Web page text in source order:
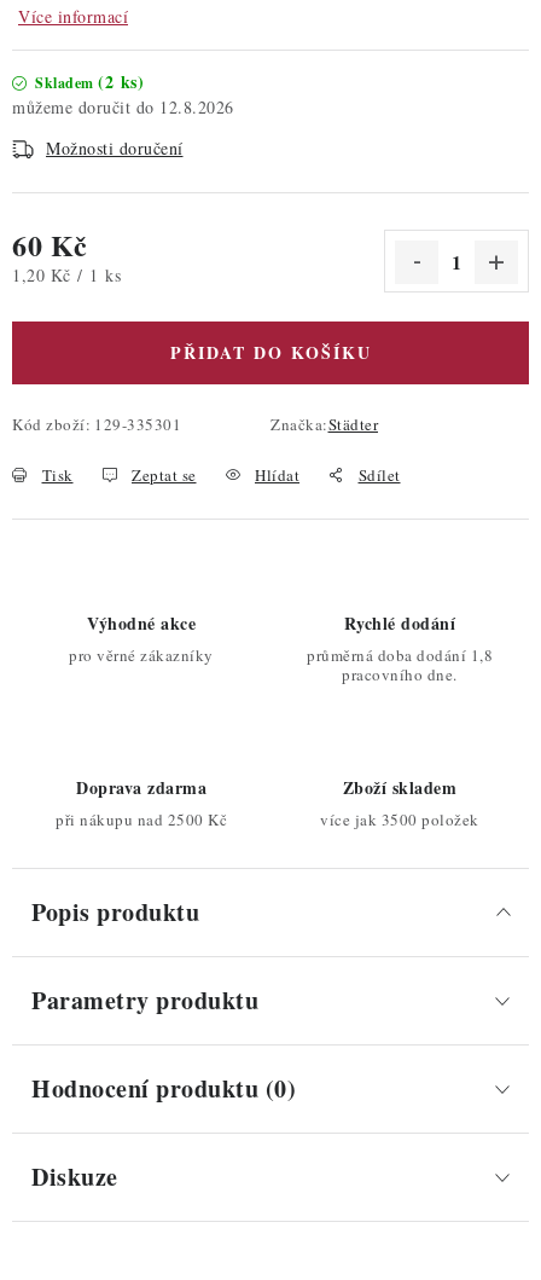
Hodnocení obchodu
Podmínky ochrany osobních údajů
Více informací
Skladem (2 ks)
12.8.2026
Možnosti doručení
60 Kč
Měrná cena:
1,20 Kč / 1 ks
PŘIDAT DO KOŠÍKU
Kód zboží: 129-335301 Značka:Städter
Tisk Zeptat se Hlídat Sdílet
Výhodné akce
pro věrné zákazníky
Rychlé dodání
průměrná doba dodání 1,8
pracovního dne.
Doprava zdarma
při nákupu nad 2500 Kč
Zboží skladem
více jak 3500 položek
Popis produktu
Parametry produktu
Hodnocení produktu (0)
Diskuze